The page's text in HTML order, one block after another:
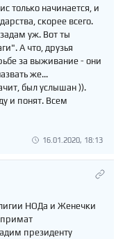
только начинается, и
скорее всего.
уж. Вот ты
А что, друзья
за выживание - они
же...
был услышан )).
и понят. Всем
16.01.2020, 18:13
НОДа и Женечки
президенту